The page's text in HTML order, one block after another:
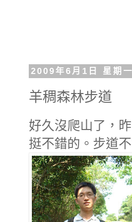
2009年6月1日 星期一
羊稠森林步道
好久沒爬山了，
挺不錯的。步道